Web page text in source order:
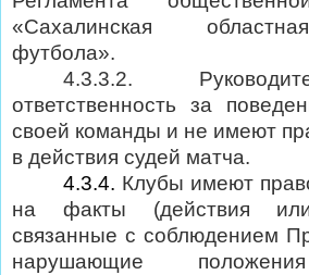
«Сахалинская
футбола».
4.3.3.2.
ответственность за
своей команды и не имеют
в действия судей матча.
4.3.4. Клубы имеют
на факты (действия или
связанные с соблюдением
нарушающие